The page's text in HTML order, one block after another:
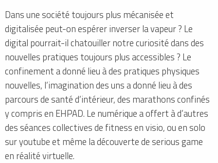
Dans une société toujours plus mécanisée et
digitalisée peut-on espérer inverser la vapeur ? Le
digital pourrait-il chatouiller notre curiosité dans des
nouvelles pratiques toujours plus accessibles ? Le
confinement a donné lieu à des pratiques physiques
nouvelles, l’imagination des uns a donné lieu à des
parcours de santé d’intérieur, des marathons confinés
y compris en EHPAD. Le numérique a offert à d’autres
des séances collectives de fitness en visio, ou en solo
sur youtube et même la découverte de serious game
en réalité virtuelle.